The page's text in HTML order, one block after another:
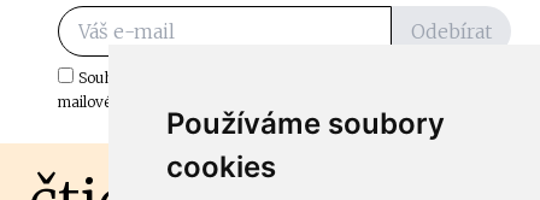
Používáme soubory
cookies
Odebírat
Souhlasím s odběrem důležitých zpráv ze ČtiDoma.cz do mé e-
mailové schránky.